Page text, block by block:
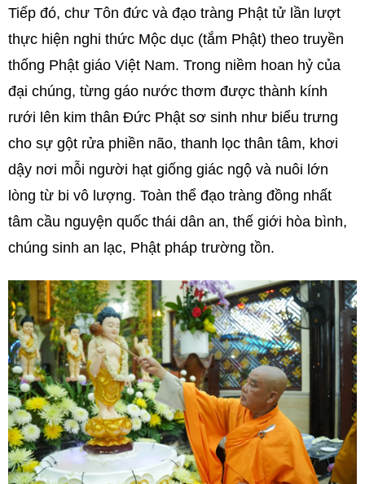
Tiếp đó, chư Tôn đức và đạo tràng Phật tử lần lượt
thực hiện nghi thức Mộc dục (tắm Phật) theo truyền
thống Phật giáo Việt Nam. Trong niềm hoan hỷ của
đại chúng, từng gáo nước thơm được thành kính
rưới lên kim thân Đức Phật sơ sinh như biểu trưng
cho sự gột rửa phiền não, thanh lọc thân tâm, khơi
dậy nơi mỗi người hạt giống giác ngộ và nuôi lớn
lòng từ bi vô lượng. Toàn thể đạo tràng đồng nhất
tâm cầu nguyện quốc thái dân an, thế giới hòa bình,
chúng sinh an lạc, Phật pháp trường tồn.